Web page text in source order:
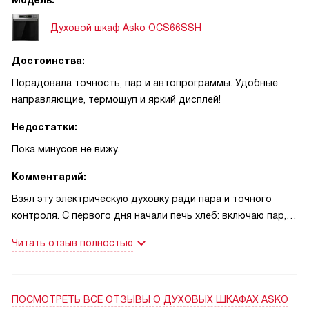
Духовой шкаф Asko OCS66SSH
Достоинства:
Порадовала точность, пар и автопрограммы. Удобные
направляющие, термощуп и яркий дисплей!
Недостатки:
Пока минусов не вижу.
Комментарий:
Взял эту электрическую духовку ради пара и точного
контроля. С первого дня начали печь хлеб: включаю пар, и
встроенной пароварке — выходит сочной без лишних
до градуса, без пересушивания. Удобно, что есть
Читать отзыв полностью
ПОСМОТРЕТЬ ВСЕ ОТЗЫВЫ О ДУХОВЫХ ШКАФАХ ASKO